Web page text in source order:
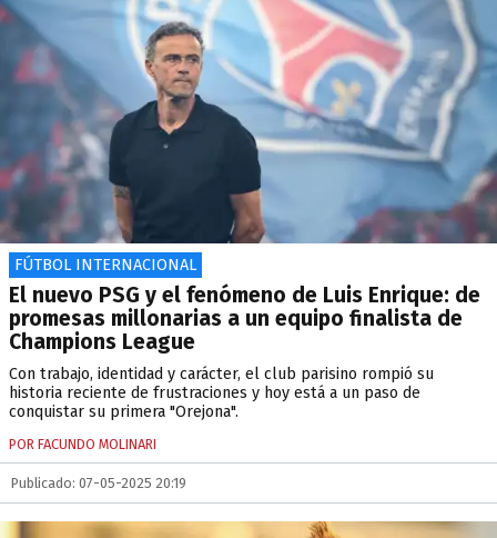
FÚTBOL INTERNACIONAL
El nuevo PSG y el fenómeno de Luis Enrique: de
promesas millonarias a un equipo finalista de
Champions League
Con trabajo, identidad y carácter, el club parisino rompió su
historia reciente de frustraciones y hoy está a un paso de
conquistar su primera "Orejona".
POR FACUNDO MOLINARI
Publicado: 07-05-2025 20:19